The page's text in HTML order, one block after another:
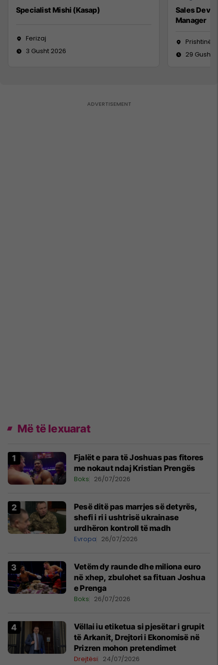
Specialist Mishi (Kasap)
Ferizaj
3 Gusht 2026
Sales
Manager
Prishtinë
29 Gusht
Më të lexuarat
Fjalët e para të Joshuas pas fitores
me nokaut ndaj Kristian Prengës
Boks 26/07/2026
Pesë ditë pas marrjes së detyrës,
shefi i ri i ushtrisë ukrainase
urdhëron kontroll të madh
Evropa 26/07/2026
Vetëm dy raunde dhe miliona euro
në xhep, zbulohet sa fituan Joshua
e Prenga
Boks 26/07/2026
Vëllai iu etiketua si pjesëtar i grupit
të Arkanit, Drejtori i Ekonomisë në
Prizren mohon pretendimet
Drejtësi 24/07/2026